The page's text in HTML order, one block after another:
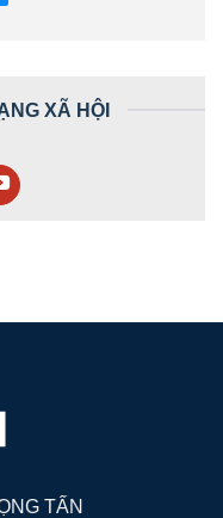
XÃ HỘI
TẤN